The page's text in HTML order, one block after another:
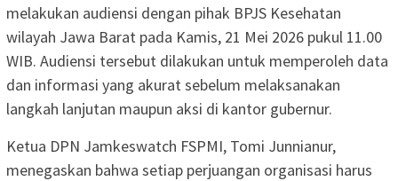
melakukan audiensi dengan pihak BPJS Kesehatan
wilayah Jawa Barat pada Kamis, 21 Mei 2026 pukul 11.00
WIB. Audiensi tersebut dilakukan untuk memperoleh data
dan informasi yang akurat sebelum melaksanakan
langkah lanjutan maupun aksi di kantor gubernur.
Ketua DPN Jamkeswatch FSPMI, Tomi Junnianur,
menegaskan bahwa setiap perjuangan organisasi harus